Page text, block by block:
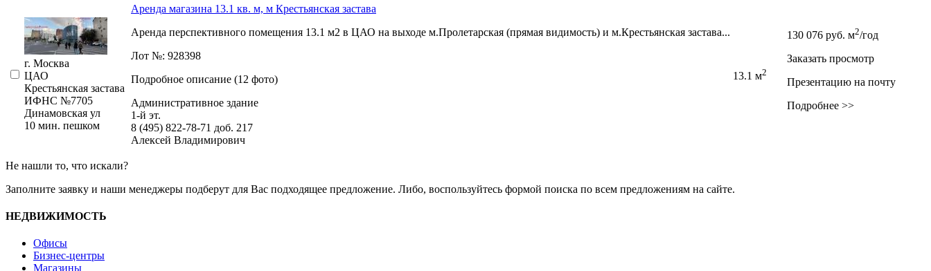
г. Москва
ЦАО
Крестьянская застава
ИФНС №7705
Динамовская ул
10 мин. пешком
Аренда магазина 13.1 кв. м, м Крестьянская застава
Аренда перспективного помещения 13.1 м2 в ЦАО на выходе м.Пролетарская (прямая видимость) и м.Крестьянская застава...
Лот №: 928398
Подробное описание (12 фото)
Административное здание
1-й эт.
8 (495) 822-78-71 доб. 217
Алексей Владимирович
13.1 м2
130 076 руб. м2/год
Заказать просмотр
Презентацию на почту
Подробнее >>
Не нашли то, что искали?
Заполните заявку и наши менеджеры подберут для Вас подходящее предложение. Либо, воспользуйтесь формой поиска по всем предложениям на сайте.
НЕДВИЖИМОСТЬ
Офисы
Бизнес-центры
Магазины